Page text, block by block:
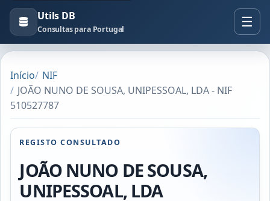
Utils DB
Consultas para Portugal
Início
NIF
JOÃO NUNO DE SOUSA, UNIPESSOAL, LDA - NIF
510527787
REGISTO CONSULTADO
JOÃO NUNO DE SOUSA,
UNIPESSOAL, LDA